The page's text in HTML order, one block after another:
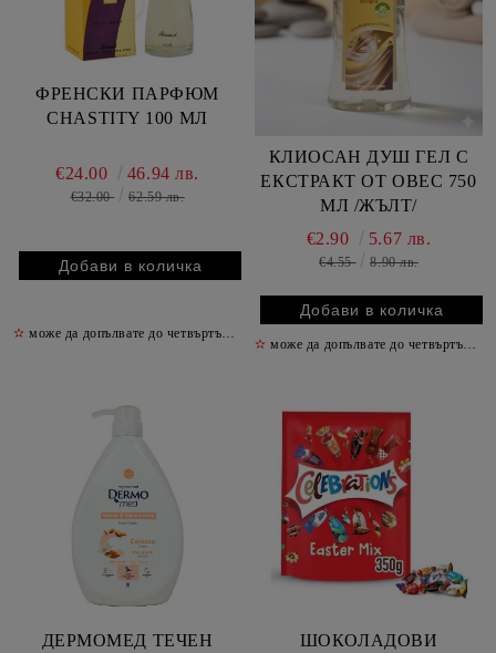
ФРЕНСКИ ПАРФЮМ
CHASTITY 100 МЛ
€24.00 46.94 лв.
€32.00 62.59 лв.
✫ може да допълвате до четвъртък включително
КЛИОСАН ДУШ ГЕЛ С
ЕКСТРАКТ ОТ ОВЕС 750
МЛ /ЖЪЛТ/
€2.90
5.67 лв.
€4.55 8.90 лв.
✫ може да допълвате до четвъртък включително
ДЕРМОМЕД ТЕЧЕН
ШОКОЛАДОВИ